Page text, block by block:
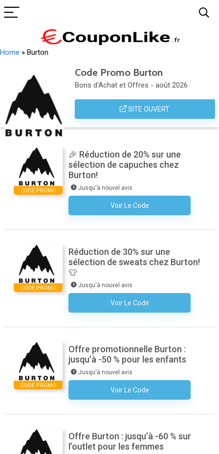
Home » Burton
Code Promo Burton
Bons d'Achat et Offres - août 2026
SITE OUVERT
CODE PROMO
🎉 Réduction de 20% sur une
sélection de capuches chez
Burton!
Jusqu'à nouvel avis
Voir Le Code
Aucun Code N'est Nécessaire
CODE PROMO
Réduction de 30% sur une
sélection de sweats chez Burton!
👕
Jusqu'à nouvel avis
Voir Le Code
Aucun Code N'est Nécessaire
CODE PROMO
Offre promotionnelle Burton :
jusqu’à -50 % pour les enfants
Jusqu'à nouvel avis
Voir Le Code
Aucun Code N'est Nécessaire
Offre Burton : jusqu’à -60 % sur
l’outlet pour les femmes